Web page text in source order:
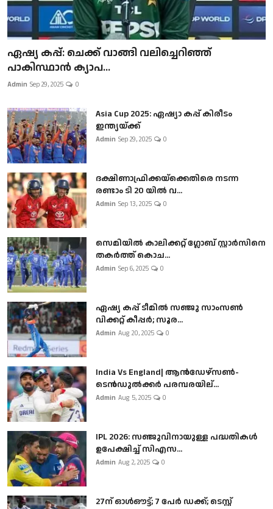
ഏഷ്യ കപ്പ്: ചെക്ക് വാങ്ങി വലിച്ചെറിഞ്ഞ്
പാകിസ്ഥാൻ ക്യാപ...
Admin Sep 29, 2025 0
Asia Cup 2025: ഏഷ്യാ കപ്പ് കിരീടം
ഇന്ത്യയ്ക്ക്
Admin Sep 29, 2025 0
ദക്ഷിണാഫ്രിക്കയ്‌ക്കെതിരെ നടന്ന
രണ്ടാം ടി 20 യിൽ വ...
Admin Sep 13, 2025 0
സെമിയിൽ കാലിക്കറ്റ് ഗ്ലോബ് സ്റ്റാർസിനെ
തകർത്ത് കൊച...
Admin Sep 6, 2025 0
ഏഷ്യ കപ്പ് ടീമിൽ സഞ്ജു സാംസൺ
വിക്കറ്റ് കീപ്പർ; സൂര...
Admin Aug 20, 2025 0
India Vs England| ആൻഡേഴ്സൺ-
ടെൻഡുല്‍ക്കർ പരമ്പരയില്...
Admin Aug 5, 2025 0
IPL 2026: സഞ്ജുവിനായുള്ള പദ്ധതികൾ
ഉപേക്ഷിച്ച് സിഎസ...
Admin Aug 2, 2025 0
27ന് ഓൾഔട്ട്; 7 പേർ ഡക്ക്; ടെസ്റ്റ്